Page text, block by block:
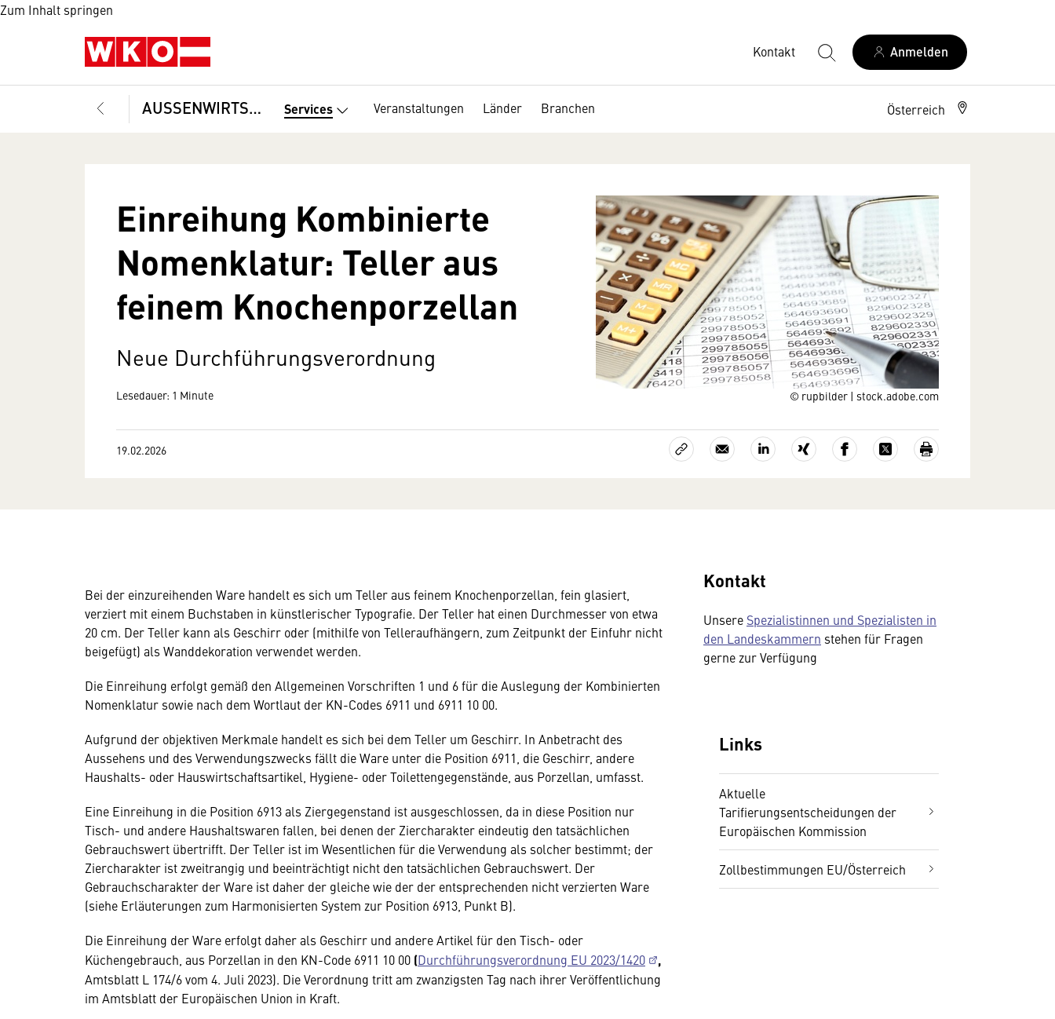
Zum Inhalt springen
Kontakt Anmelden
AUSSENWIRTSCHAFT Services Veranstaltungen Länder Branchen Österreich
© rupbilder | stock.adobe.com
Einreihung Kombinierte
Nomenklatur: Teller aus
feinem Knochenporzellan
Neue Durchführungsverordnung
Lesedauer: 1 Minute
19.02.2026
Bei der einzureihenden Ware handelt es sich um Teller aus feinem Knochenporzellan, fein glasiert,
verziert mit einem Buchstaben in künstlerischer Typografie. Der Teller hat einen Durchmesser von etwa
20 cm. Der Teller kann als Geschirr oder (mithilfe von Telleraufhängern, zum Zeitpunkt der Einfuhr nicht
beigefügt) als Wanddekoration verwendet werden.
Die Einreihung erfolgt gemäß den Allgemeinen Vorschriften 1 und 6 für die Auslegung der Kombinierten
Nomenklatur sowie nach dem Wortlaut der KN-Codes 6911 und 6911 10 00.
Aufgrund der objektiven Merkmale handelt es sich bei dem Teller um Geschirr. In Anbetracht des
Aussehens und des Verwendungszwecks fällt die Ware unter die Position 6911, die Geschirr, andere
Haushalts- oder Hauswirtschaftsartikel, Hygiene- oder Toilettengegenstände, aus Porzellan, umfasst.
Eine Einreihung in die Position 6913 als Ziergegenstand ist ausgeschlossen, da in diese Position nur
Tisch- und andere Haushaltswaren fallen, bei denen der Ziercharakter eindeutig den tatsächlichen
Gebrauchswert übertrifft. Der Teller ist im Wesentlichen für die Verwendung als solcher bestimmt; der
Ziercharakter ist zweitrangig und beeinträchtigt nicht den tatsächlichen Gebrauchswert. Der
Gebrauchscharakter der Ware ist daher der gleiche wie der der entsprechenden nicht verzierten Ware
(siehe Erläuterungen zum Harmonisierten System zur Position 6913, Punkt B).
Die Einreihung der Ware erfolgt daher als Geschirr und andere Artikel für den Tisch- oder
Küchengebrauch, aus Porzellan in den KN-Code 6911 10 00 (Durchführungsverordnung EU 2023/1420 ,
Amtsblatt L 174/6 vom 4. Juli 2023). Die Verordnung tritt am zwanzigsten Tag nach ihrer Veröffentlichung
im Amtsblatt der Europäischen Union in Kraft.
Kontakt
Unsere Spezialistinnen und Spezialisten in
den Landeskammern stehen für Fragen
gerne zur Verfügung
Links
Aktuelle
Tarifierungsentscheidungen der
Europäischen Kommission
Zollbestimmungen EU/Österreich